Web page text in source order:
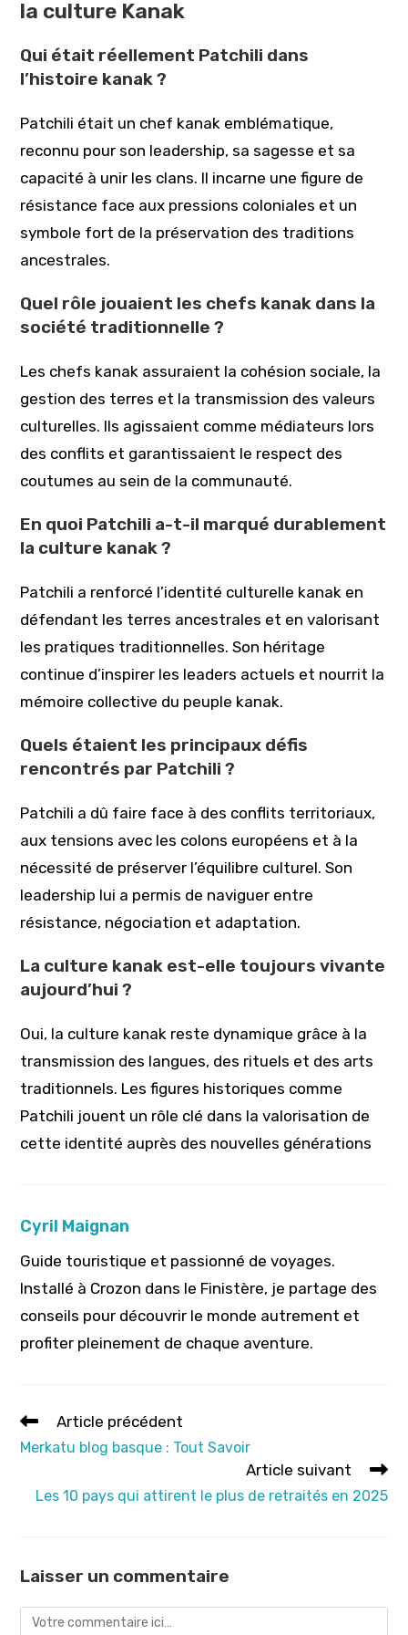
la culture Kanak
Qui était réellement Patchili dans
l’histoire kanak ?
Patchili était un chef kanak emblématique,
reconnu pour son leadership, sa sagesse et sa
capacité à unir les clans. Il incarne une figure de
résistance face aux pressions coloniales et un
symbole fort de la préservation des traditions
ancestrales.
Quel rôle jouaient les chefs kanak dans la
société traditionnelle ?
Les chefs kanak assuraient la cohésion sociale, la
gestion des terres et la transmission des valeurs
culturelles. Ils agissaient comme médiateurs lors
des conflits et garantissaient le respect des
coutumes au sein de la communauté.
En quoi Patchili a-t-il marqué durablement
la culture kanak ?
Patchili a renforcé l’identité culturelle kanak en
défendant les terres ancestrales et en valorisant
les pratiques traditionnelles. Son héritage
continue d’inspirer les leaders actuels et nourrit la
mémoire collective du peuple kanak.
Quels étaient les principaux défis
rencontrés par Patchili ?
Patchili a dû faire face à des conflits territoriaux,
aux tensions avec les colons européens et à la
nécessité de préserver l’équilibre culturel. Son
leadership lui a permis de naviguer entre
résistance, négociation et adaptation.
La culture kanak est-elle toujours vivante
aujourd’hui ?
Oui, la culture kanak reste dynamique grâce à la
transmission des langues, des rituels et des arts
traditionnels. Les figures historiques comme
Patchili jouent un rôle clé dans la valorisation de
cette identité auprès des nouvelles générations
Cyril Maignan
Guide touristique et passionné de voyages.
Installé à Crozon dans le Finistère, je partage des
conseils pour découvrir le monde autrement et
profiter pleinement de chaque aventure.
Read
articles
Article précédent
Merkatu blog basque : Tout Savoir
Article suivant
Les 10 pays qui attirent le plus de retraités en 2025
Laisser un commentaire
Comment